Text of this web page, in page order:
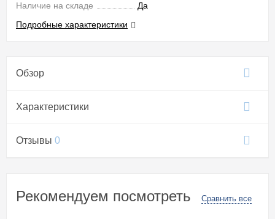
Наличие на складе
Да
Подробные характеристики
Обзор
Характеристики
Отзывы 0
Рекомендуем посмотреть Сравнить все